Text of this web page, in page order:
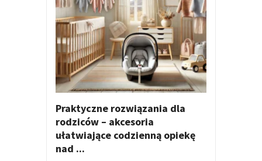
Praktyczne rozwiązania dla
rodziców – akcesoria
ułatwiające codzienną opiekę
nad ...